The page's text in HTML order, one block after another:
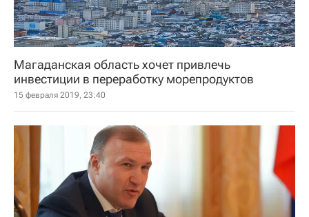
Магаданская область хочет привлечь
инвестиции в переработку морепродуктов
15 февраля 2019, 23:40